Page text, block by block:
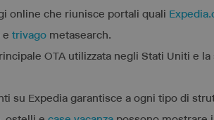
online che riunisce portali quali
etrivago metasearch.
OTA utilizzata negli Stati Uniti e
su Expedia garantisce a ogni tipo di